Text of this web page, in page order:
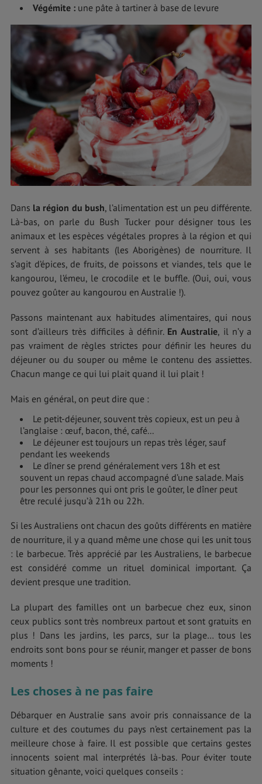
Végémite : une pâte à tartiner à base de levure
Dans la région du bush, l’alimentation est un peu différente.
Là-bas, on parle du Bush Tucker pour désigner tous les
animaux et les espèces végétales propres à la région et qui
servent à ses habitants (les Aborigènes) de nourriture. Il
s’agit d’épices, de fruits, de poissons et viandes, tels que le
kangourou, l’émeu, le crocodile et le buffle. (Oui, oui, vous
pouvez goûter au kangourou en Australie !).
Passons maintenant aux habitudes alimentaires, qui nous
sont d’ailleurs très difficiles à définir. En Australie, il n’y a
pas vraiment de règles strictes pour définir les heures du
déjeuner ou du souper ou même le contenu des assiettes.
Chacun mange ce qui lui plait quand il lui plait !
Mais en général, on peut dire que :
Le petit-déjeuner, souvent très copieux, est un peu à
l’anglaise : œuf, bacon, thé, café...
Le déjeuner est toujours un repas très léger, sauf
pendant les weekends
Le dîner se prend généralement vers 18h et est
souvent un repas chaud accompagné d’une salade. Mais
pour les personnes qui ont pris le goûter, le dîner peut
être reculé jusqu’à 21h ou 22h.
Si les Australiens ont chacun des goûts différents en matière
de nourriture, il y a quand même une chose qui les unit tous
: le barbecue. Très apprécié par les Australiens, le barbecue
est considéré comme un rituel dominical important. Ça
devient presque une tradition.
La plupart des familles ont un barbecue chez eux, sinon
ceux publics sont très nombreux partout et sont gratuits en
plus ! Dans les jardins, les parcs, sur la plage… tous les
endroits sont bons pour se réunir, manger et passer de bons
moments !
Les choses à ne pas faire
Débarquer en Australie sans avoir pris connaissance de la
culture et des coutumes du pays n’est certainement pas la
meilleure chose à faire. Il est possible que certains gestes
innocents soient mal interprétés là-bas. Pour éviter toute
situation gênante, voici quelques conseils :